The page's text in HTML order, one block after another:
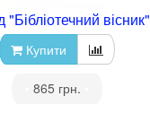
"Бібліотечний вісник"
Купити
865 грн.